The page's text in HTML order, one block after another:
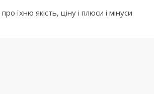
їхню якість, ціну і плюси і мінуси